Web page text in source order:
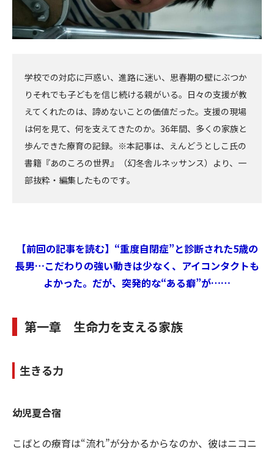
学校での対応に戸惑い、進路に迷い、思春期の壁にぶつか
り――それでも子どもを信じ続ける親がいる。日々の支援が教
えてくれたのは、諦めないことの価値だった。支援の現場
は何を見て、何を支えてきたのか。36年間、多くの家族と
歩んできた療育の記録。※本記事は、えんどうとしこ氏の
書籍『あのころの世界』（幻冬舎ルネッサンス）より、一
部抜粋・編集したものです。
【前回の記事を読む】“重度自閉症”と診断された5歳の
長男…こだわりの強い動きは少なく、アイコンタクトも
よかった。だが、突発的な“ある癖”が……
第一章 生命力を支える家族
生きる力
幼児夏合宿
こばとの療育は“流れ”が分かるからなのか、彼はニコニ